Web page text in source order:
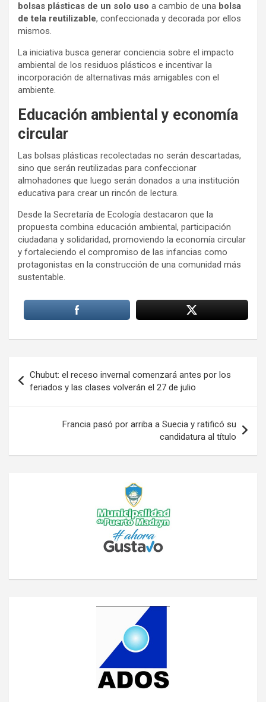
bolsas plásticas de un solo uso a cambio de una bolsa
de tela reutilizable, confeccionada y decorada por ellos
mismos.
La iniciativa busca generar conciencia sobre el impacto
ambiental de los residuos plásticos e incentivar la
incorporación de alternativas más amigables con el
ambiente.
Educación ambiental y economía
circular
Las bolsas plásticas recolectadas no serán descartadas,
sino que serán reutilizadas para confeccionar
almohadones que luego serán donados a una institución
educativa para crear un rincón de lectura.
Desde la Secretaría de Ecología destacaron que la
propuesta combina educación ambiental, participación
ciudadana y solidaridad, promoviendo la economía circular
y fortaleciendo el compromiso de las infancias como
protagonistas en la construcción de una comunidad más
sustentable.
de
entradas
Chubut: el receso invernal comenzará antes por los
feriados y las clases volverán el 27 de julio
Francia pasó por arriba a Suecia y ratificó su
candidatura al título